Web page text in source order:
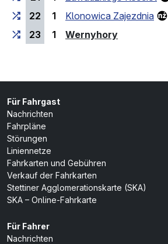
22
1
Klonowica Zajezdnia
23
1 Wernyhory
Für Fahrgast
Nachrichten
Fahrpläne
Störungen
Liniennetze
Fahrkarten und Gebühren
Verkauf der Fahrkarten
Stettiner Agglomerationskarte (SKA)
SKA – Online-Fahrkarte
Für Fahrer
Nachrichten